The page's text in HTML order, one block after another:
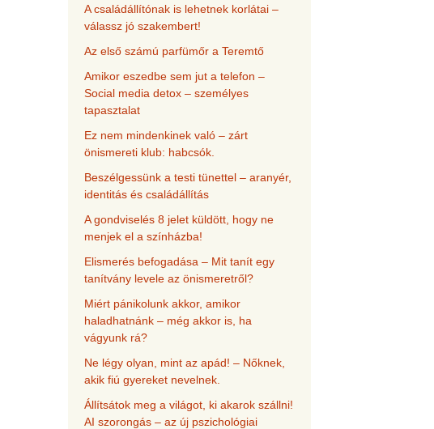
A családállítónak is lehetnek korlátai –
válassz jó szakembert!
Az első számú parfümőr a Teremtő
Amikor eszedbe sem jut a telefon –
Social media detox – személyes
tapasztalat
Ez nem mindenkinek való – zárt
önismereti klub: habcsók.
Beszélgessünk a testi tünettel – aranyér,
identitás és családállítás
A gondviselés 8 jelet küldött, hogy ne
menjek el a színházba!
Elismerés befogadása – Mit tanít egy
tanítvány levele az önismeretről?
Miért pánikolunk akkor, amikor
haladhatnánk – még akkor is, ha
vágyunk rá?
Ne légy olyan, mint az apád! – Nőknek,
akik fiú gyereket nevelnek.
Állítsátok meg a világot, ki akarok szállni!
AI szorongás – az új pszichológiai